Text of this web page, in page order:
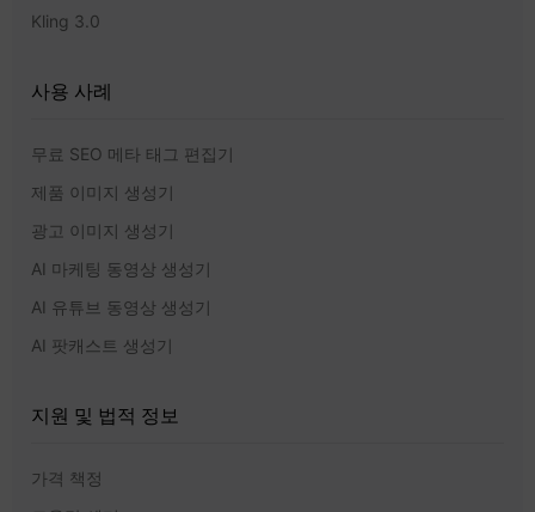
Kling 3.0
사용 사례
무료 SEO 메타 태그 편집기
제품 이미지 생성기
광고 이미지 생성기
AI 마케팅 동영상 생성기
AI 유튜브 동영상 생성기
AI 팟캐스트 생성기
지원 및 법적 정보
가격 책정